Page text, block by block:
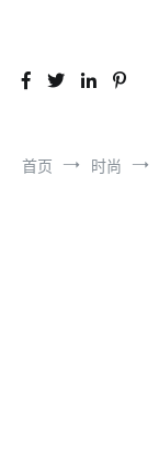
首页 时尚